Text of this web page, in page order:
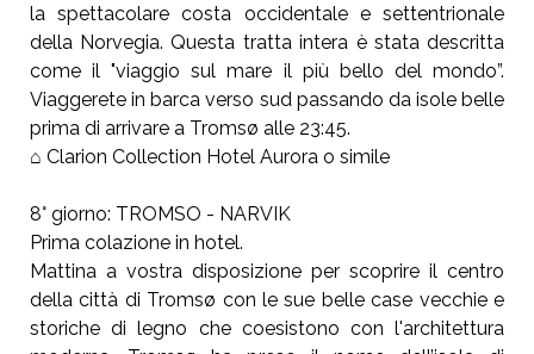
la spettacolare costa occidentale e settentrionale
della Norvegia. Questa tratta intera è stata descritta
come il "viaggio sul mare il più bello del mondo”.
Viaggerete in barca verso sud passando da isole belle
prima di arrivare a Tromsø alle 23:45.
⌂ Clarion Collection Hotel Aurora o simile
8° giorno: TROMSO - NARVIK
Prima colazione in hotel.
Mattina a vostra disposizione per scoprire il centro
della città di Tromsø con le sue belle case vecchie e
storiche di legno che coesistono con l'architettura